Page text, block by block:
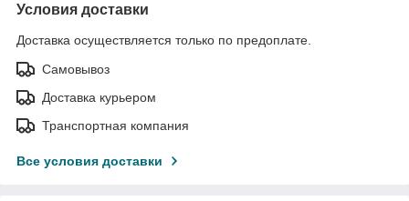
Условия доставки
Доставка осуществляется только по предоплате.
Самовывоз
Доставка курьером
Транспортная компания
Все условия доставки